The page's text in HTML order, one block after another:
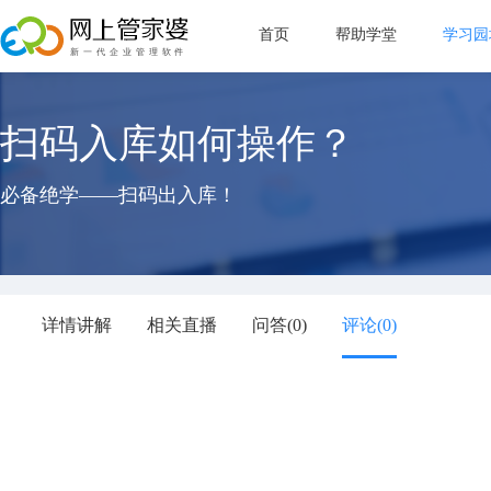
首页 帮助学堂 学习
常见
扫码入库如何操作？
必备绝学——扫码出入库！
详情讲解 相关直播 问答(0) 评论(0)